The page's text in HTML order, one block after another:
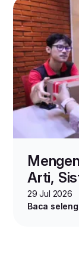
Arti,
Cara
29 Jul 2026
Baca